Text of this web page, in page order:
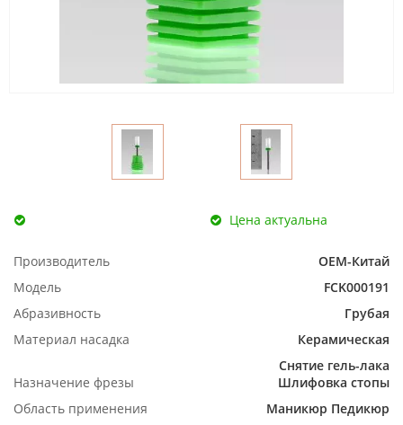
Цена актуальна
Производитель
ОЕМ-Китай
Модель
FCK000191
Абразивность
Грубая
Материал насадка
Керамическая
Назначение фрезы
Снятие гель-лака
Шлифовка стопы
Область применения
Маникюр Педикюр